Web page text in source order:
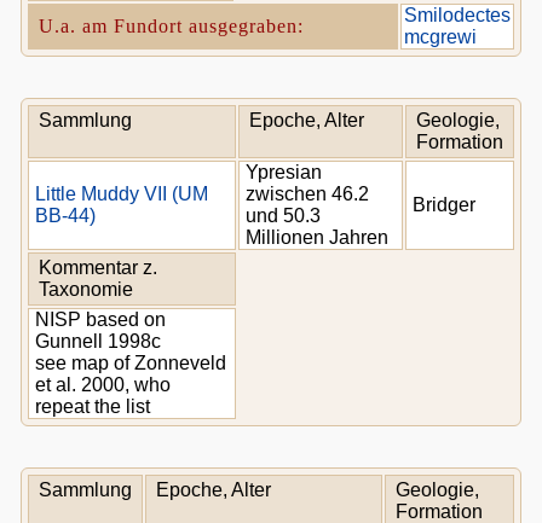
U.a. am Fundort ausgegraben:
Smilodectes
mcgrewi
Sammlung Epoche, Alter
Geologie,
Formation
Little Muddy VII (UM
BB-44)
Ypresian
zwischen 46.2
und 50.3
Millionen Jahren
Bridger
Kommentar z.
Taxonomie
NISP based on
Gunnell 1998c
see map of Zonneveld
et al. 2000, who
repeat the list
Sammlung Epoche, Alter
Geologie,
Formation